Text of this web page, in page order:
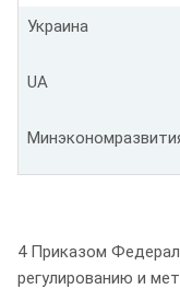
Украина
UA
4 Приказом
регулированию и